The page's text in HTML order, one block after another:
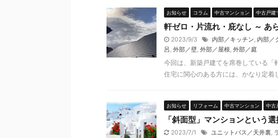
お知らせ コラム 中古マンション 中古戸建
軒ゼロ・片流れ・庇なし ～ あ
2023/9/3 内部／キッチン, 内部／
呂, 外部／壁, 外部／屋根, 外部／庭
今回は、新築戸建てを席巻している
住宅に関心のある方には、かなり定
お知らせ リフォーム 中古マンション 中古
「斜面型」マンションという
2023/7/1 ユニットバス／天井裏,